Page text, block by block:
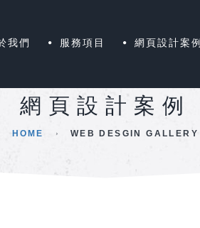
我們 服務項目 網頁設計案例
網頁設計案例
HOME WEB DESGIN GALLERY